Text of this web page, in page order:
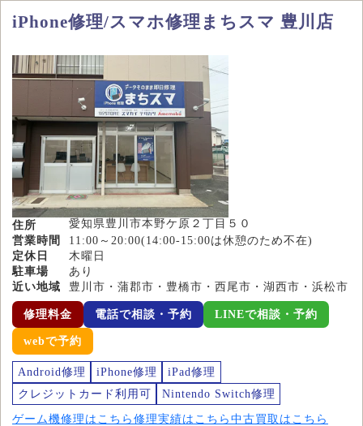
iPhone修理/スマホ修理まちスマ 豊川店
住所
愛知県豊川市本野ケ原２丁目５０
営業時間
11:00～20:00(14:00-15:00は休憩のため不在)
定休日
木曜日
駐車場
あり
近い地域
豊川市・蒲郡市・豊橋市・西尾市・湖西市・浜松市
修理料金 電話で相談・予約 LINEで相談・予約
webで予約
Android修理 iPhone修理
iPad修理
クレジットカード利用可
Nintendo Switch修理
ゲーム機修理はこちら 修理実績はこちら 中古買取はこちら